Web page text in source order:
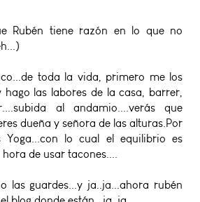
Rubén tiene razón en lo que no
toda la vida, primero me los
hago las labores de la casa, barrer,
al andamio....verás que
dueña y señora de las alturas.Por
Yoga...con lo cual el equilibrio es
de usar tacones....
las guardes...y ja..ja...ahora rubén